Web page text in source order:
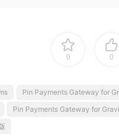
0 0
Pin Payments Gateway for
Pin Payments Gateway for